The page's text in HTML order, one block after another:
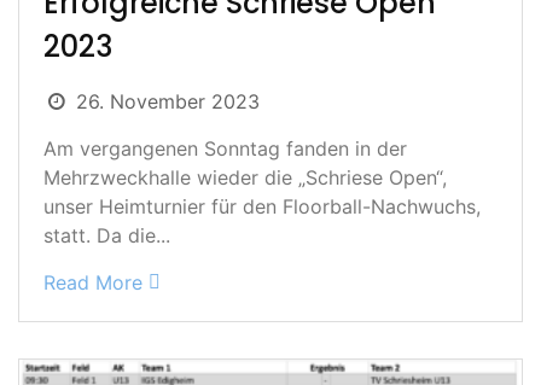
2023
26. November 2023
Am vergangenen Sonntag fanden in der
Mehrzweckhalle wieder die „Schriese Open“,
unser Heimturnier für den Floorball-Nachwuchs,
statt. Da die...
Read More